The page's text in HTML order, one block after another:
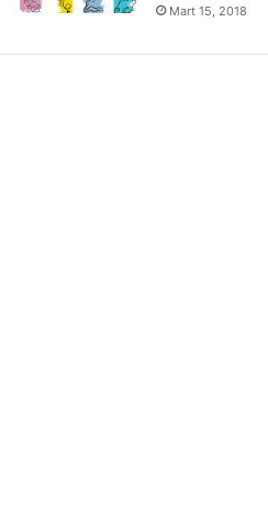
Mart 15, 2018